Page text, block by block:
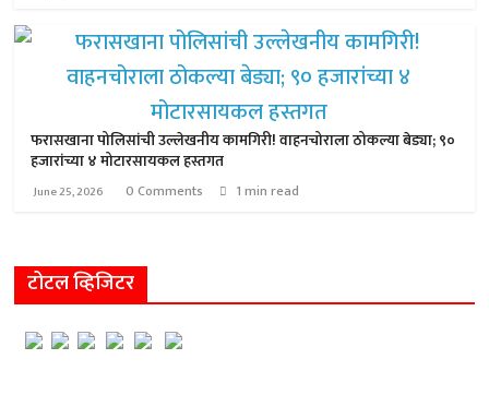
फरासखाना पोलिसांची उल्लेखनीय कामगिरी! वाहनचोराला ठोकल्या बेड्या; ९०
हजारांच्या ४ मोटारसायकल हस्तगत
June 25, 2026 0 Comments 1 min read
टोटल व्हिजिटर